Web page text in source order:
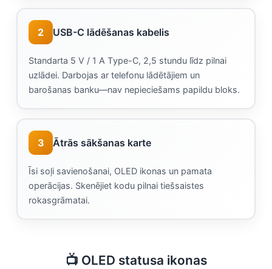
2 USB-C lādēšanas kabelis
Standarta 5 V / 1 A Type-C, 2,5 stundu līdz pilnai
uzlādei. Darbojas ar telefonu lādētājiem un
barošanas banku—nav nepieciešams papildu bloks.
3 Ātrās sākšanas karte
Īsi soļi savienošanai, OLED ikonas un pamata
operācijas. Skenējiet kodu pilnai tiešsaistes
rokasgrāmatai.
📺 OLED statusa ikonas